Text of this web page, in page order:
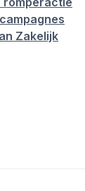
Zakelijk